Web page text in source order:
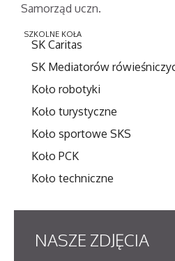
Samorząd uczn.
SZKOLNE KOŁA
SK Caritas
SK Mediatorów
Koło robotyki
Koło turystyczne
Koło sportowe SKS
Koło PCK
Koło techniczne
NASZE ZDJĘCIA